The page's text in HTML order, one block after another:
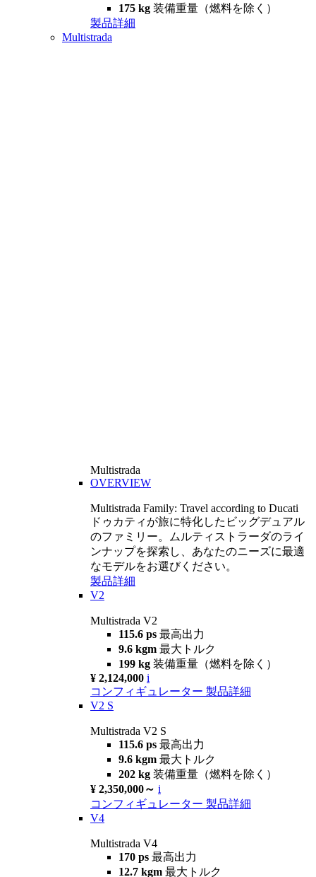
175 kg 装備重量（燃料を除く）
製品詳細
Multistrada
Multistrada
OVERVIEW
Multistrada Family: Travel according to Ducati
ドゥカティが旅に特化したビッグデュアル
のファミリー。ムルティストラーダのライ
ンナップを探索し、あなたのニーズに最適
なモデルをお選びください。
製品詳細
V2
Multistrada V2
115.6 ps 最高出力
9.6 kgm 最大トルク
199 kg 装備重量（燃料を除く）
¥ 2,124,000 i
コンフィギュレーター 製品詳細
V2 S
Multistrada V2 S
115.6 ps 最高出力
9.6 kgm 最大トルク
202 kg 装備重量（燃料を除く）
¥ 2,350,000～ i
コンフィギュレーター 製品詳細
V4
Multistrada V4
170 ps 最高出力
12.7 kgm 最大トルク